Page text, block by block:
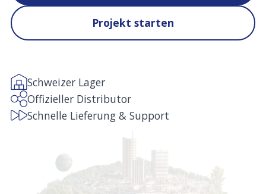
Projekt starten
Schweizer Lager
Offizieller Distributor
Schnelle Lieferung & Support